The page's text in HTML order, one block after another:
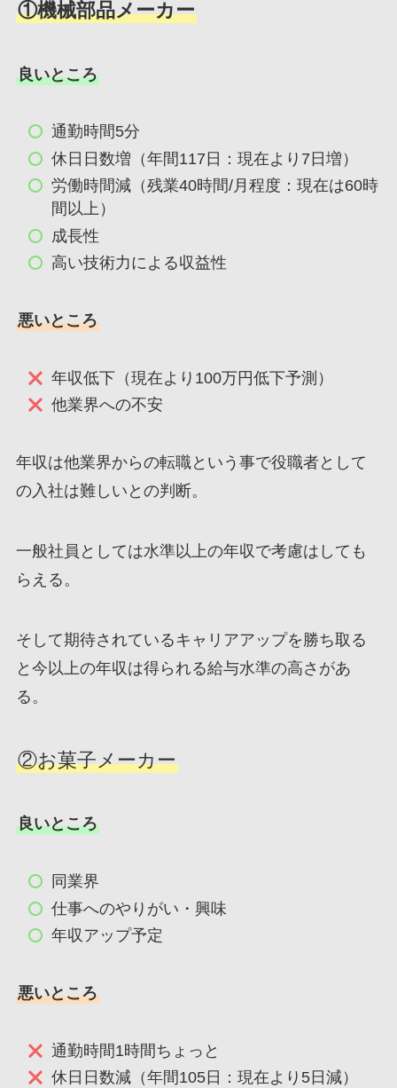
①機械部品メーカー
良いところ
通勤時間5分
休日日数増（年間117日：現在より7日増）
労働時間減（残業40時間/月程度：現在は60時
間以上）
成長性
高い技術力による収益性
悪いところ
年収低下（現在より100万円低下予測）
他業界への不安
年収は他業界からの転職という事で役職者として
の入社は難しいとの判断。
一般社員としては水準以上の年収で考慮はしても
らえる。
そして期待されているキャリアアップを勝ち取る
と今以上の年収は得られる給与水準の高さがあ
る。
②お菓子メーカー
良いところ
同業界
仕事へのやりがい・興味
年収アップ予定
悪いところ
通勤時間1時間ちょっと
休日日数減（年間105日：現在より5日減）